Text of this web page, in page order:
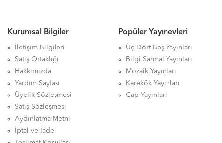
Kurumsal Bilgiler
İletişim Bilgileri
Satış Ortaklığı
Hakkımızda
Yardım Sayfası
Üyelik Sözleşmesi
Satış Sözleşmesi
Aydınlatma Metni
İptal ve İade
Popüler Yayınevleri
Üç Dört Beş Yayınları
Bilgi Sarmal Yayınları
Mozaik Yayınları
Karekök Yayınları
Çap Yayınları